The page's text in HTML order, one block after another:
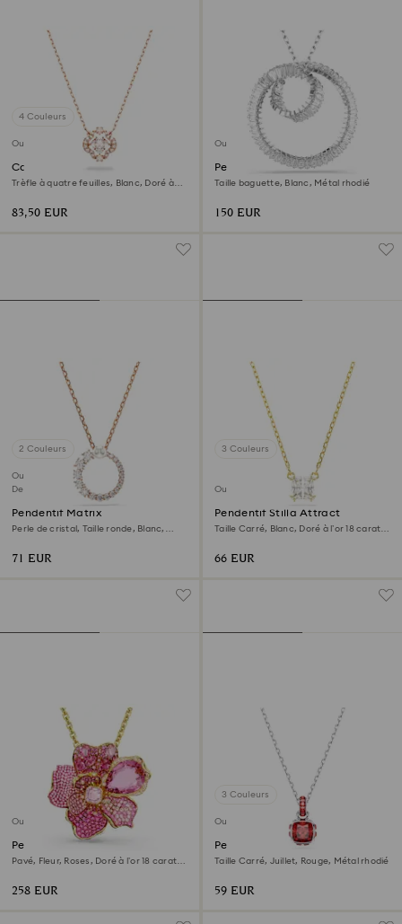
4 Couleurs
Outlet
Collier Una
Trèfle à quatre feuilles, Blanc, Doré à
83,50 EUR
Outlet
Pendentif Matrix
Taille baguette, Blanc, Métal rhodié
150 EUR
2 Couleurs
Outlet
Dernière chance
Pendentif Matrix
Perle de cristal, Taille ronde, Blanc,
71 EUR
3 Couleurs
Outlet
Pendentif Stilla Attract
Taille Carré, Blanc, Doré à l’or 18 carats
66 EUR
Outlet
Pendentif et broche Idyllia
Pavé, Fleur, Roses, Doré à l’or 18 carats
258 EUR
3 Couleurs
Outlet
Pendentif Birthstone
Taille Carré, Juillet, Rouge, Métal rhodié
59 EUR